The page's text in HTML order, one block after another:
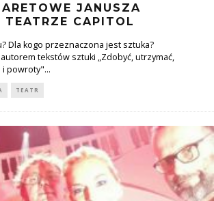
JANUSZA
TEATRZE CAPITOL
Dla kogo przeznaczona jest sztuka?
tekstów sztuki „Zdobyć, utrzymać,
i powroty"...
TEATR